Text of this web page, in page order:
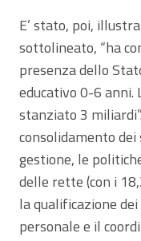
E’ stato, poi,
sottolineato, “ha
presenza dello
educativo 0-6 anni.
stanziato 3
consolidamento
gestione, le
delle rette (con i
la qualificazione
personale e il